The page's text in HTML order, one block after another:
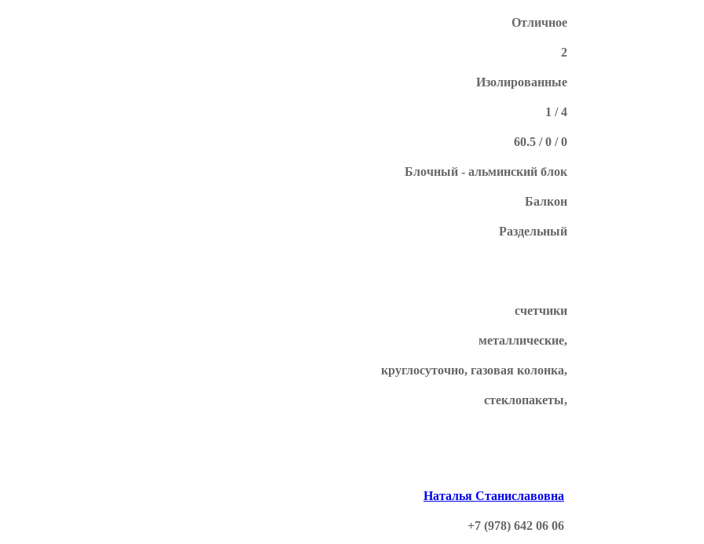
Отличное
2
Изолированные
1 / 4
60.5 / 0 / 0
Блочный - альминский блок
Балкон
Раздельный
счетчики
металлические,
круглосуточно, газовая колонка,
стеклопакеты,
Наталья Станиславовна
+7 (978) 642 06 06